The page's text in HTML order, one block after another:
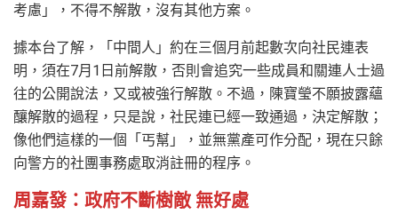
考慮」，不得不解散，沒有其他方案。
據本台了解，「中間人」約在三個月前起數次向社民連表
明，須在7月1日前解散，否則會追究一些成員和關連人士過
往的公開說法，又或被強行解散。不過，陳寶瑩不願披露蘊
釀解散的過程，只是說，社民連已經一致通過，決定解散；
像他們這樣的一個「丐幫」，並無黨產可作分配，現在只餘
向警方的社團事務處取消註冊的程序。
周嘉發：政府不斷樹敵 無好處